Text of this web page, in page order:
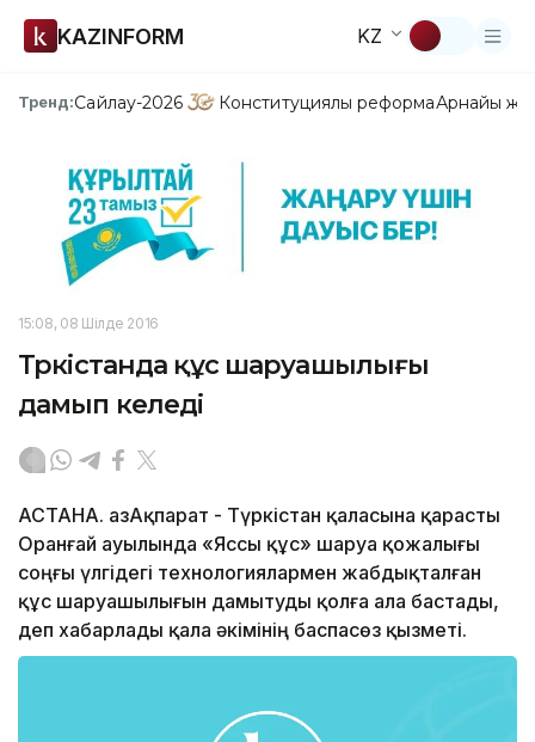
KAZINFORM KZ
Тренд:Сайлау-2026 Конституциялық реформаАрнайы
15:08, 08 Шілде 2016
Түркістанда құс шаруашылығы
дамып келеді
АСТАНА. ҚазАқпарат - Түркістан қаласына қарасты
Оранғай ауылында «Яссы құс» шаруа қожалығы
соңғы үлгідегі технологиялармен жабдықталған
құс шаруашылығын дамытуды қолға ала бастады,
деп хабарлады қала әкімінің баспасөз қызметі.